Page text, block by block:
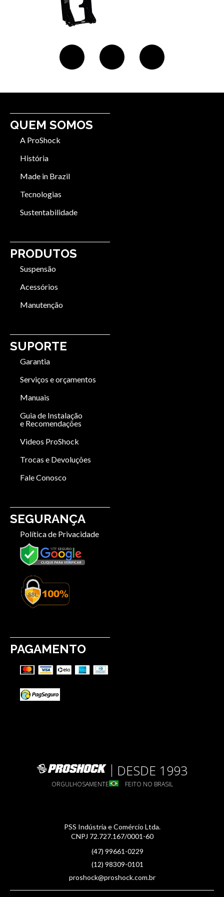
QUEM SOMOS
A ProShock
História
Made in Brazil
Tecnologias
Sustentabilidade
PRODUTOS
Suspensão
Acessórios
Manutenção
SUPORTE
Garantia
Serviços e orçamentos
Manuais
Guia de Instalação
e Recomendações
Videos ProShock
Trocas e Devoluções
Fale Conosco
SEGURANÇA
Política de Privacidade
PAGAMENTO
DESDE 1993
ORGULHOSAMENTE FEITO NO BRASIL
PSS Indústria e Comércio Ltda.
CNPJ 72.727.167/0001-60
(47) 99661-0229
(12) 98309-0101
proshock@proshock.com.br